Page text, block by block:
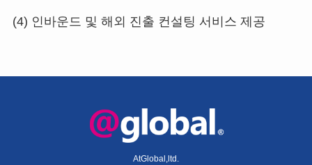
(4) 인바운드 및 해외 진출 컨설팅 서비스 제공
AtGlobal,ltd.